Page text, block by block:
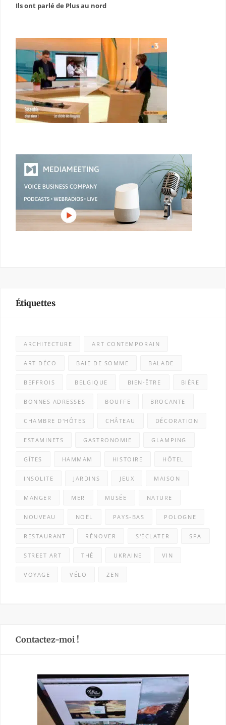
Ils ont parlé de Plus au nord
Étiquettes
ARCHITECTURE ART CONTEMPORAIN
ART DÉCO BAIE DE SOMME BALADE
BEFFROIS BELGIQUE BIEN-ÊTRE BIÈRE
BONNES ADRESSES BOUFFE BROCANTE
CHAMBRE D'HÔTES CHÂTEAU DÉCORATION
ESTAMINETS GASTRONOMIE GLAMPING
GÎTES HAMMAM HISTOIRE HÔTEL
INSOLITE JARDINS JEUX MAISON
MANGER MER MUSÉE NATURE
NOUVEAU NOËL PAYS-BAS POLOGNE
RESTAURANT RÉNOVER S'ÉCLATER SPA
STREET ART THÉ UKRAINE VIN
VOYAGE VÉLO ZEN
Contactez-moi !